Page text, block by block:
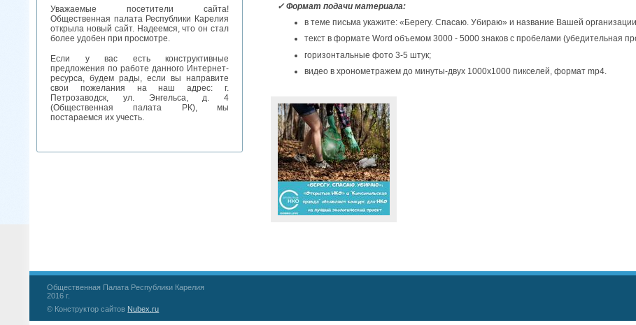
Уважаемые посетители сайта!
Общественная палата Республики Карелия
открыла новый сайт. Надеемся, что он стал
более удобен при просмотре.
Если у вас есть конструктивные
предложения по работе данного Интернет-
ресурса, будем рады, если вы направите
свои пожелания на наш адрес: г.
Петрозаводск, ул. Энгельса, д. 4
(Общественная палата РК), мы
постараемся их учесть.
⠀✓ Формат подачи материала:
в теме письма укажите: «Берегу. Спасаю. Убираю» и название Вашей
текст в формате Word объемом 3000 - 5000 знаков с пробелами (убедительная
горизонтальные фото 3-5 штук;
видео в хронометражем до минуты-двух 1000х1000 пикселей, формат mp4.
Общественная Палата Республики Карелия
2016 г.
© Конструктор сайтов Nubex.ru